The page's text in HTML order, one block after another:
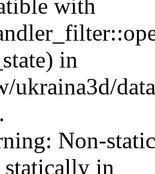
with
in
ukraina3d/
Non-
statically in